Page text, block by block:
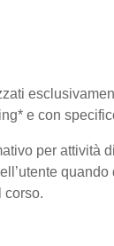
e con
per
corso.